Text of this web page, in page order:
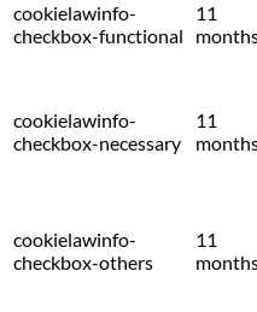
cookielawinfo-
checkbox-functional
11
cookielawinfo-
checkbox-necessary
11
cookielawinfo-
checkbox-others
11